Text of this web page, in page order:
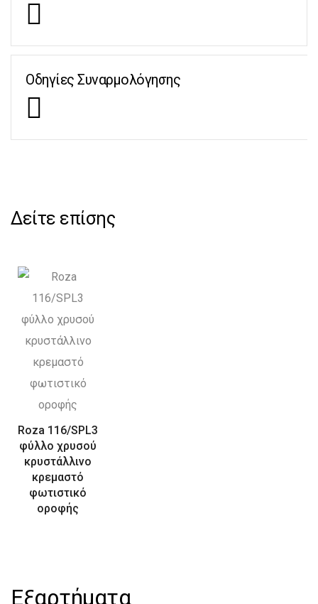
Οδηγίες Συναρμολόγησης
Δείτε επίσης
Roza 116/SPL3
φύλλο χρυσού
κρυστάλλινο
κρεμαστό
φωτιστικό
οροφής
Εξαρτήματα